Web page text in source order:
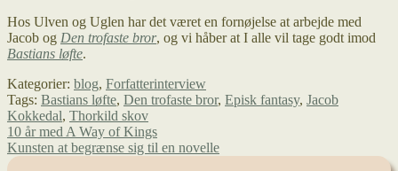
Hos Ulven og Uglen har det været en fornøjelse at arbejde med
Jacob og Den trofaste bror, og vi håber at I alle vil tage godt imod
Bastians løfte.
Kategorier: blog, Forfatterinterview
Tags: Bastians løfte, Den trofaste bror, Episk fantasy, Jacob
Kokkedal, Thorkild skov
Indlægsnavigation
Forrige
indlæg:
10 år med A Way of Kings
Næste
indlæg:
Kunsten at begrænse sig til en novelle